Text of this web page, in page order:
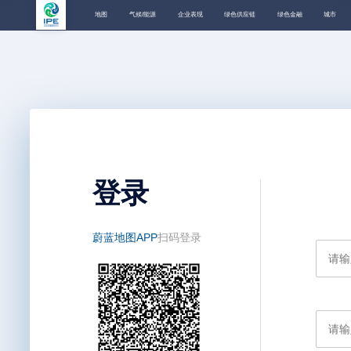
地图 气候/能源 企业表现 绿色供应链 绿色金融 城市
登录
蔚蓝地图APP扫码登录